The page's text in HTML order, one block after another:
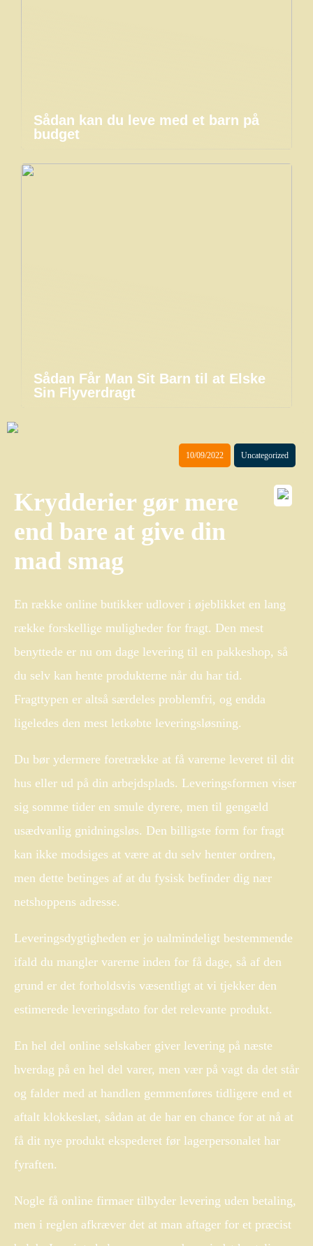
Sådan kan du leve med et barn på
budget
Sådan Får Man Sit Barn til at Elske
Sin Flyverdragt
10/09/2022 Uncategorized
Krydderier gør mere
end bare at give din
mad smag
En række online butikker udlover i øjeblikket en lang
række forskellige muligheder for fragt. Den mest
benyttede er nu om dage levering til en pakkeshop, så
du selv kan hente produkterne når du har tid.
Fragttypen er altså særdeles problemfri, og endda
ligeledes den mest letkøbte leveringsløsning.
Du bør ydermere foretrække at få varerne leveret til dit
hus eller ud på din arbejdsplads. Leveringsformen viser
sig somme tider en smule dyrere, men til gengæld
usædvanlig gnidningsløs. Den billigste form for fragt
kan ikke modsiges at være at du selv henter ordren,
men dette betinges af at du fysisk befinder dig nær
netshoppens adresse.
Leveringsdygtigheden er jo ualmindeligt bestemmende
ifald du mangler varerne inden for få dage, så af den
grund er det forholdsvis væsentligt at vi tjekker den
estimerede leveringsdato for det relevante produkt.
En hel del online selskaber giver levering på næste
hverdag på en hel del varer, men vær på vagt da det står
og falder med at handlen gemmenføres tidligere end et
aftalt klokkeslæt, sådan at de har en chance for at nå at
få dit nye produkt ekspederet før lagerpersonalet har
fyraften.
Nogle få online firmaer tilbyder levering uden betaling,
men i reglen afkræver det at man aftager for et præcist